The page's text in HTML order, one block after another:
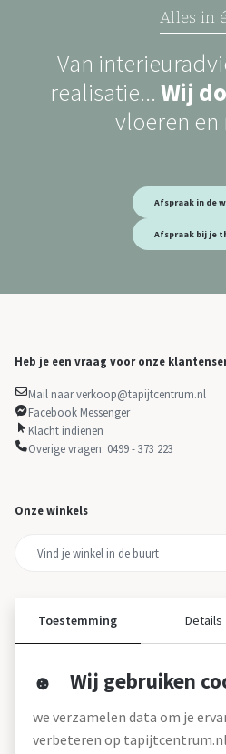
Alles in
Van
realisatie... Wij
vloeren en
Afspraak in de
Afspraak bij je
Heb je een vraag voor onze
Mail naar verkoop@tapijtcentrum.nl
Facebook Messenger
Klacht indienen
Overige vragen: 0499 - 373 223
Onze winkels
Over tapijtcentrum
Toestemming Details
Wij gebruiken
we verzamelen data om je
verbeteren op